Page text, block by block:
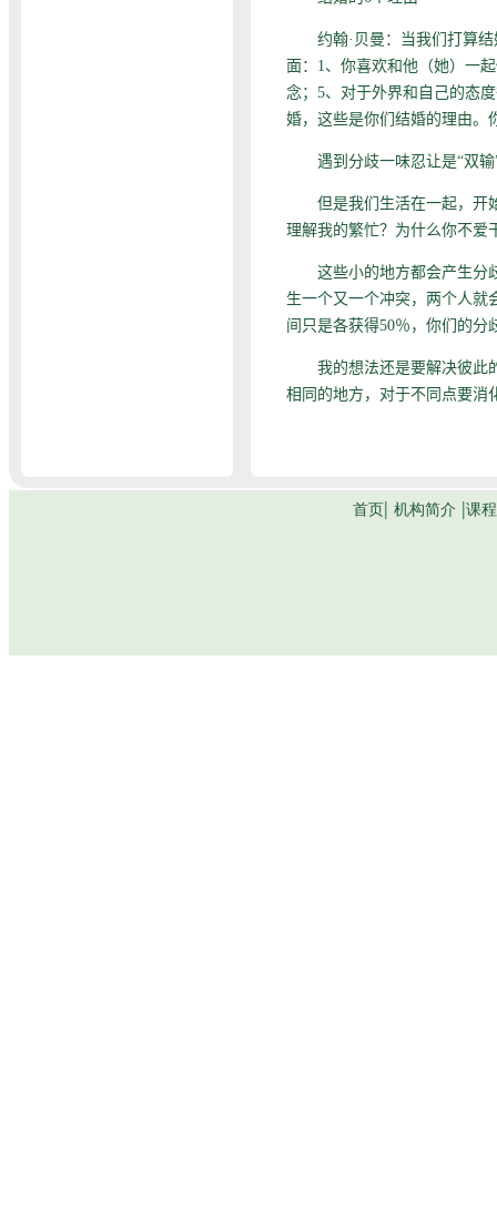
约翰·贝曼：当我们打算结
面：1、你喜欢和他（她）一
念；5、对于外界和自己的态
婚，这些是你们结婚的理由。
遇到分歧一味忍让是“双输
但是我们生活在一起，开始
理解我的繁忙？为什么你不
这些小的地方都会产生分歧
生一个又一个冲突，两个人就
间只是各获得50％，你们的分
我的想法还是要解决彼此的
相同的地方，对于不同点要消